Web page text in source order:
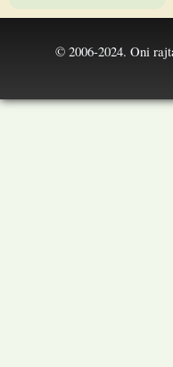
© 2006-2024. Oni